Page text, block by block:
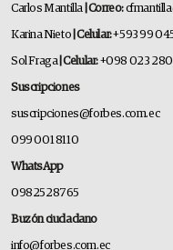
Carlos Mantilla | Correo:
Karina Nieto | Celular:+593 99
Sol Fraga| Celular:+098 023
Suscripciones
suscripciones@forbes.com.ec
099 001 8110
WhatsApp
0982528765
Buzón ciudadano
info@forbes.com.ec